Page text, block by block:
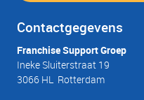
Contactgegevens
Franchise Support Groep
Ineke Sluiterstraat 19
3066 HL Rotterdam